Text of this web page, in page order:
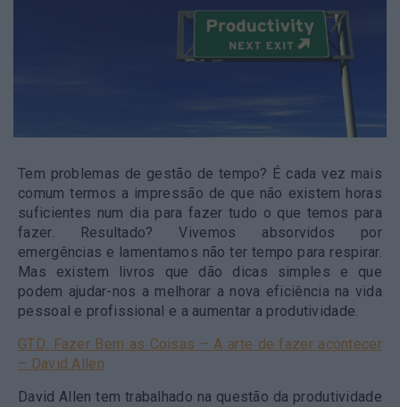
Tem problemas de gestão de tempo? É cada vez mais
comum termos a impressão de que não existem horas
suficientes num dia para fazer tudo o que temos para
fazer. Resultado? Vivemos absorvidos por
emergências e lamentamos não ter tempo para respirar.
Mas existem livros que dão dicas simples e que
podem ajudar-nos a melhorar a nova eficiência na vida
pessoal e profissional e a aumentar a produtividade.
GTD: Fazer Bem as Coisas – A arte de fazer acontecer
– David Allen
David Allen tem trabalhado na questão da produtividade